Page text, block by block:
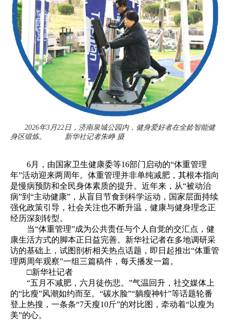
2026年3月22日，济南泉城公园内，健身爱好者在全龄智能健
身区锻炼。 新华社记者朱峥 摄
6月，由国家卫生健康委等16部门启动的“体重管理
年”活动迎来两周年。体重管理并非单纯减肥，其根本指向
是慢病预防和全民身体素质的提升。近年来，从“被动治
病”到“主动健康”，从盲目节食到科学运动，国家层面持续
强化政策引导，社会关注也不断升温，健康与健身理念正
经历深刻转型。
当“体重管理”成为公共责任与个人自觉的交汇点，健
康生活方式的脚本正日益完善。新华社记者在多地调研采
访的基础上，试图剖析相关热点话题，即日起推出“体重管
理两周年观察”一组三篇稿件，每天播发一篇。
□新华社记者
“五月不减肥，六月徒伤悲。”气温回升，社交媒体上
的“比瘦”风潮如约而至。“碳水脸”“躺瘦神针”等话题轮番
登上热搜，一条条“7天瘦10斤”的对比图，牵动着“以瘦为
美”的心。